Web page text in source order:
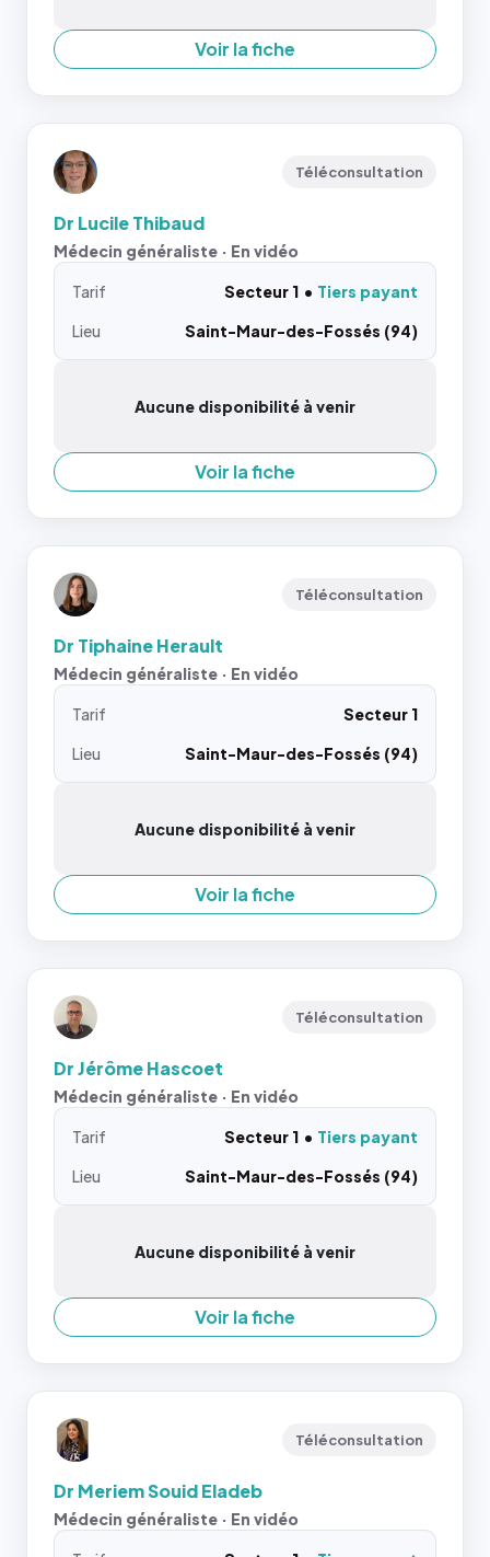
Voir la fiche
Téléconsultation
Dr Lucile Thibaud
Médecin généraliste · En vidéo
Tarif Secteur 1
Tiers payant
Lieu
Saint-Maur-des-Fossés (94)
Aucune disponibilité à venir
Voir la fiche
Téléconsultation
Dr Tiphaine Herault
Médecin généraliste · En vidéo
Tarif
Secteur 1
Lieu
Saint-Maur-des-Fossés (94)
Aucune disponibilité à venir
Voir la fiche
Téléconsultation
Dr Jérôme Hascoet
Médecin généraliste · En vidéo
Tarif Secteur 1
Tiers payant
Lieu
Saint-Maur-des-Fossés (94)
Aucune disponibilité à venir
Voir la fiche
Téléconsultation
Dr Meriem Souid Eladeb
Médecin généraliste · En vidéo